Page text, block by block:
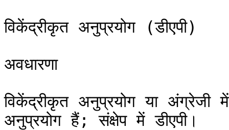
विकेंद्रीकृत अनुप्रयोग (डीएपी)
अवधारणा
विकेंद्रीकृत अनुप्रयोग या अंग्रेजी
अनुप्रयोग हैं; संक्षेप में डीएपी।